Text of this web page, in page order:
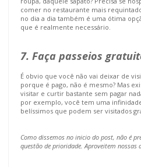
comer no restaurante mais
no dia a dia também é uma ótima
que é realmente necessário.
7. Faça passeios
É obvio que você não vai deixar de
porque é pago, não é mesmo? Mas
visitar e curtir bastante sem pagar
por exemplo, você tem uma
belíssimos que podem ser visitados
Como dissemos no inicio do post, não é
questão de prioridade. Aproveitem nossas